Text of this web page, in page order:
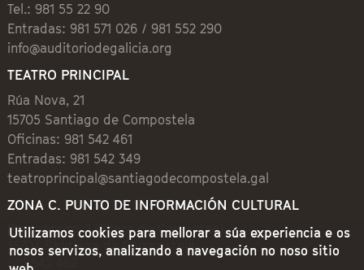
Tel.: 981 55 22 90
Entradas: 981 571 026 / 981 552 290
info@auditoriodegalicia.org
TEATRO PRINCIPAL
Rúa Nova, 21
15705 Santiago de Compostela
Oficinas: 981 542 461
Entradas: 981 542 349
teatroprincipal@santiagodecompostela.gal
ZONA C. PUNTO DE INFORMACIÓN CULTURAL
Preguntoiro, 1 (Praza de Cervantes)
15704 Santiago de Compostela
981 542 462
Utilizamos cookies para mellorar a súa experiencia e os
nosos servizos, analizando a navegación no noso sitio